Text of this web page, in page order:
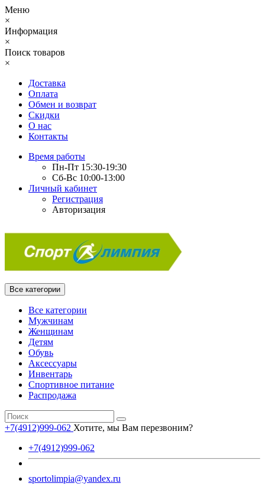
Меню
×
Информация
×
Поиск товаров
×
Доставка
Оплата
Обмен и возврат
Скидки
О нас
Контакты
Время работы
Пн-Пт 15:30-19:30
Сб-Вс 10:00-13:00
Личный кабинет
Регистрация
Авторизация
Все категории
Все категории
Мужчинам
Женщинам
Детям
Обувь
Аксессуары
Инвентарь
Спортивное питание
Распродажа
+7(4912)999-062 Хотите, мы Вам перезвоним?
+7(4912)999-062
sportolimpia@yandex.ru